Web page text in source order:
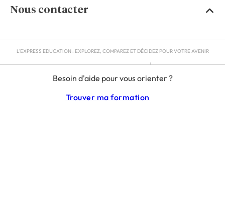
Besoin d'aide pour vous orienter ?
Trouver ma formation
Nous contacter
L'EXPRESS EDUCATION : EXPLOREZ, COMPAREZ ET DÉCIDEZ POUR VOTRE AVENIR
RGPD